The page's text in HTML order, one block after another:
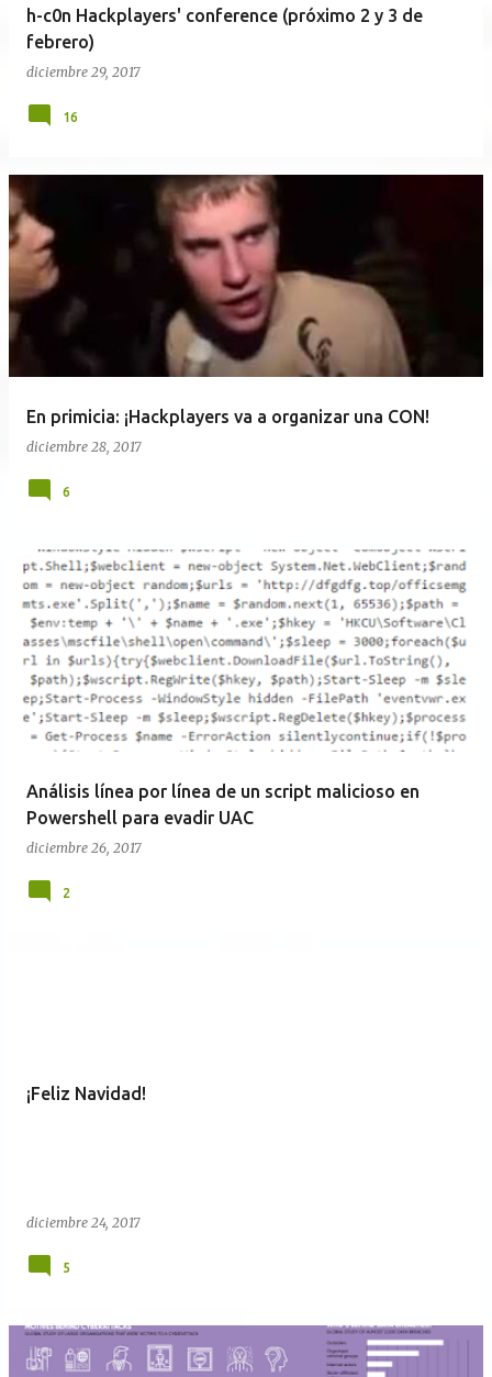
h-c0n Hackplayers' conference (próximo 2 y 3 de
febrero)
diciembre 29, 2017
16
En primicia: ¡Hackplayers va a organizar una CON!
diciembre 28, 2017
6
Análisis línea por línea de un script malicioso en
Powershell para evadir UAC
diciembre 26, 2017
2
¡Feliz Navidad!
diciembre 24, 2017
5